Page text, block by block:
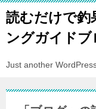
読むだけで
ングガイドブ
Just another